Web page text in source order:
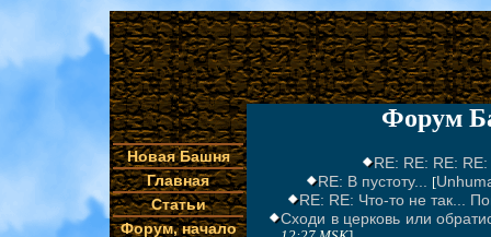
Новая Башня
Главная
Статьи
Форум, начало
Форум
RE: RE: RE:
RE: В пустоту...
[
RE: RE: Что-то не так...
Сходи в церковь или